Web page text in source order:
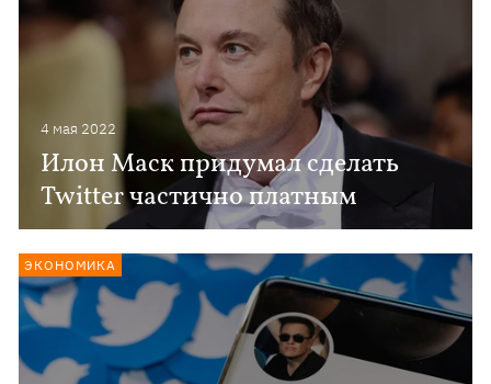
4 мая 2022
Илон Маск придумал сделать
Twitter частично платным
ЭКОНОМИКА